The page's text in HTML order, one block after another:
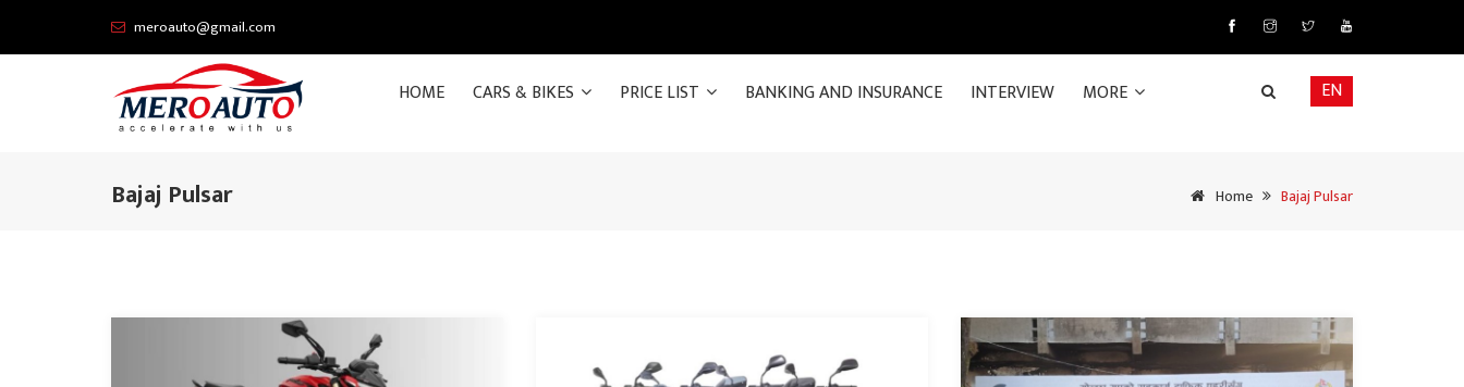
meroauto@gmail.com
HOME CARS & BIKES PRICE LIST BANKING AND INSURANCE INTERVIEW MORE EN
Bajaj Pulsar Home Bajaj Pulsar